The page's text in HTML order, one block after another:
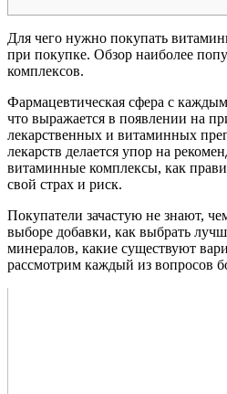
Для чего нужно покупать
при покупке. Обзор наиболее
комплексов.
Фармацевтическая сфера с
что выражается в появлении на
лекарственных и витаминных
лекарств делается упор на
витаминные комплексы, как
свой страх и риск.
Покупатели зачастую не знают,
выборе добавки, как выбрать
минералов, какие существуют
рассмотрим каждый из вопросов